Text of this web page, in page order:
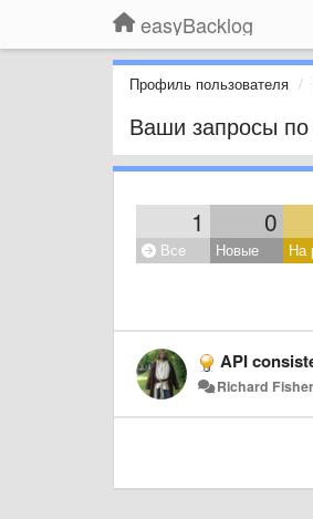
easyBacklog
Профиль пользователя
Ваши запросы по
1 0
Все Новые На
API
Richard Fisher